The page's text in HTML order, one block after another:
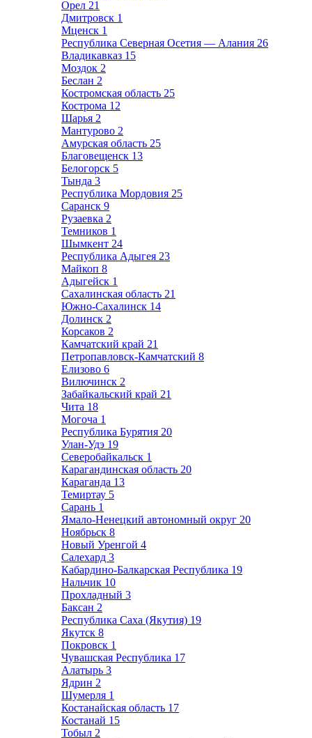
Орел 21
Дмитровск 1
Мценск 1
Республика Северная Осетия — Алания 26
Владикавказ 15
Моздок 2
Беслан 2
Костромская область 25
Кострома 12
Шарья 2
Мантурово 2
Амурская область 25
Благовещенск 13
Белогорск 5
Тында 3
Республика Мордовия 25
Саранск 9
Рузаевка 2
Темников 1
Шымкент 24
Республика Адыгея 23
Майкоп 8
Адыгейск 1
Сахалинская область 21
Южно-Сахалинск 14
Долинск 2
Корсаков 2
Камчатский край 21
Петропавловск-Камчатский 8
Елизово 6
Вилючинск 2
Забайкальский край 21
Чита 18
Могоча 1
Республика Бурятия 20
Улан-Удэ 19
Северобайкальск 1
Карагандинская область 20
Караганда 13
Темиртау 5
Сарань 1
Ямало-Ненецкий автономный округ 20
Ноябрьск 8
Новый Уренгой 4
Салехард 3
Кабардино-Балкарская Республика 19
Нальчик 10
Прохладный 3
Баксан 2
Республика Саха (Якутия) 19
Якутск 8
Покровск 1
Чувашская Республика 17
Алатырь 3
Ядрин 2
Шумерля 1
Костанайская область 17
Костанай 15
Тобыл 2